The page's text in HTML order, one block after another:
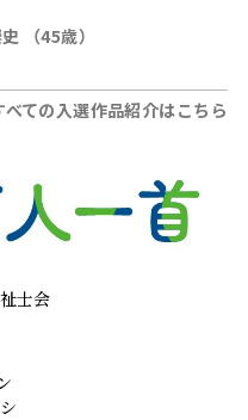
（45歳）
べての入選作品紹介はこちら
士会